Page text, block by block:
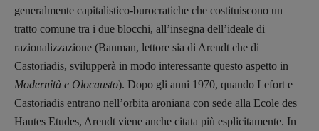
Spallina, Roberto Sturm,Tania Tonin
CONTATTI
Case editrici e coordinamento
recensioni:
Elisabetta Michielin
generalmente capitalistico-burocratiche che costituiscono un
tratto comune tra i due blocchi, all’insegna dell’ideale di
razionalizzazione (Bauman, lettore sia di Arendt che di
Castoriadis, svilupperà in modo interessante questo aspetto in
Modernità e Olocausto). Dopo gli anni 1970, quando Lefort e
Castoriadis entrano nell’orbita aroniana con sede alla Ecole des
Hautes Etudes, Arendt viene anche citata più esplicitamente. In